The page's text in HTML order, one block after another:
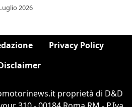
2026
Privacy Policy
proprietà di D&D